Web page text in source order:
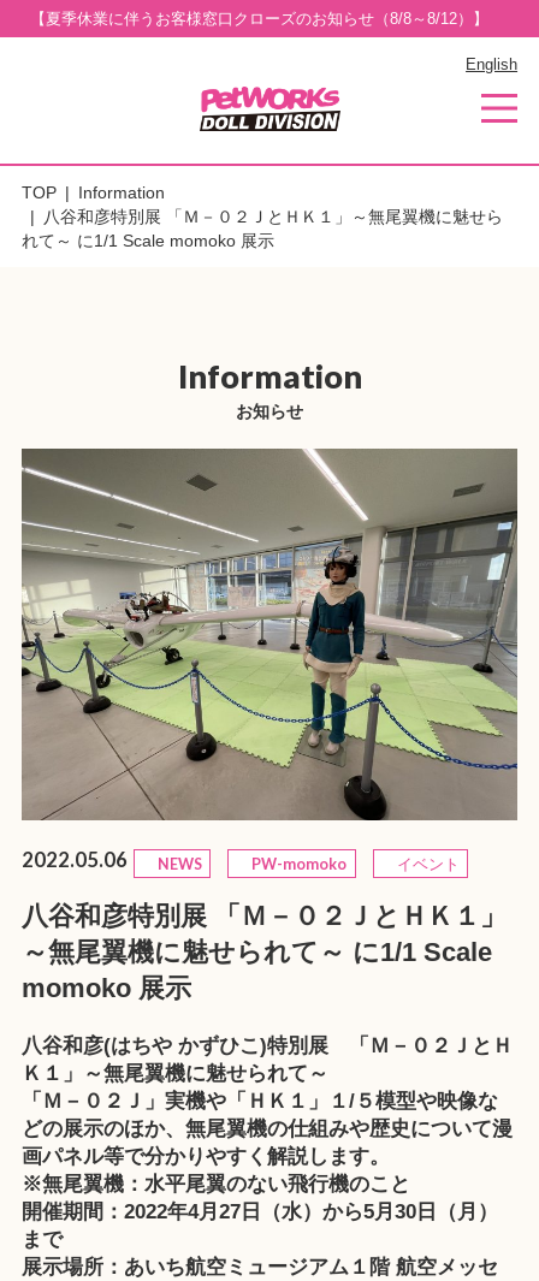
【夏季休業に伴うお客様窓口クローズのお知らせ（8/8～8/12）】
English
TOP
Information
八谷和彦特別展 「Ｍ－０２ＪとＨＫ１」～無尾翼機に魅せら
れて～ に1/1 Scale momoko 展示
Information
お知らせ
2022.05.06 NEWS PW-momoko イベント
八谷和彦特別展 「Ｍ－０２ＪとＨＫ１」
～無尾翼機に魅せられて～ に1/1 Scale
momoko 展示
八谷和彦(はちや かずひこ)特別展 「Ｍ－０２ＪとＨ
Ｋ１」～無尾翼機に魅せられて～
「Ｍ－０２Ｊ」実機や「ＨＫ１」１/５模型や映像な
どの展示のほか、無尾翼機の仕組みや歴史について漫
画パネル等で分かりやすく解説します。
※無尾翼機：水平尾翼のない飛行機のこと
開催期間：2022年4月27日（水）から5月30日（月）
まで
展示場所：あいち航空ミュージアム１階 航空メッセ